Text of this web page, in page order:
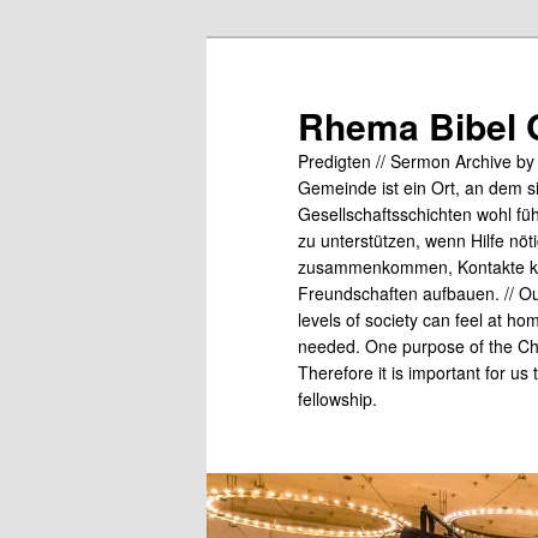
Rhema Bibel
Predigten // Sermon Archive
Gemeinde ist ein Ort, an dem
Gesellschaftsschichten wohl
zu unterstützen, wenn Hilfe
zusammenkommen, Kontakte
Freundschaften aufbauen. //
levels of society can feel at
needed. One purpose of the
Therefore it is important for us
fellowship.